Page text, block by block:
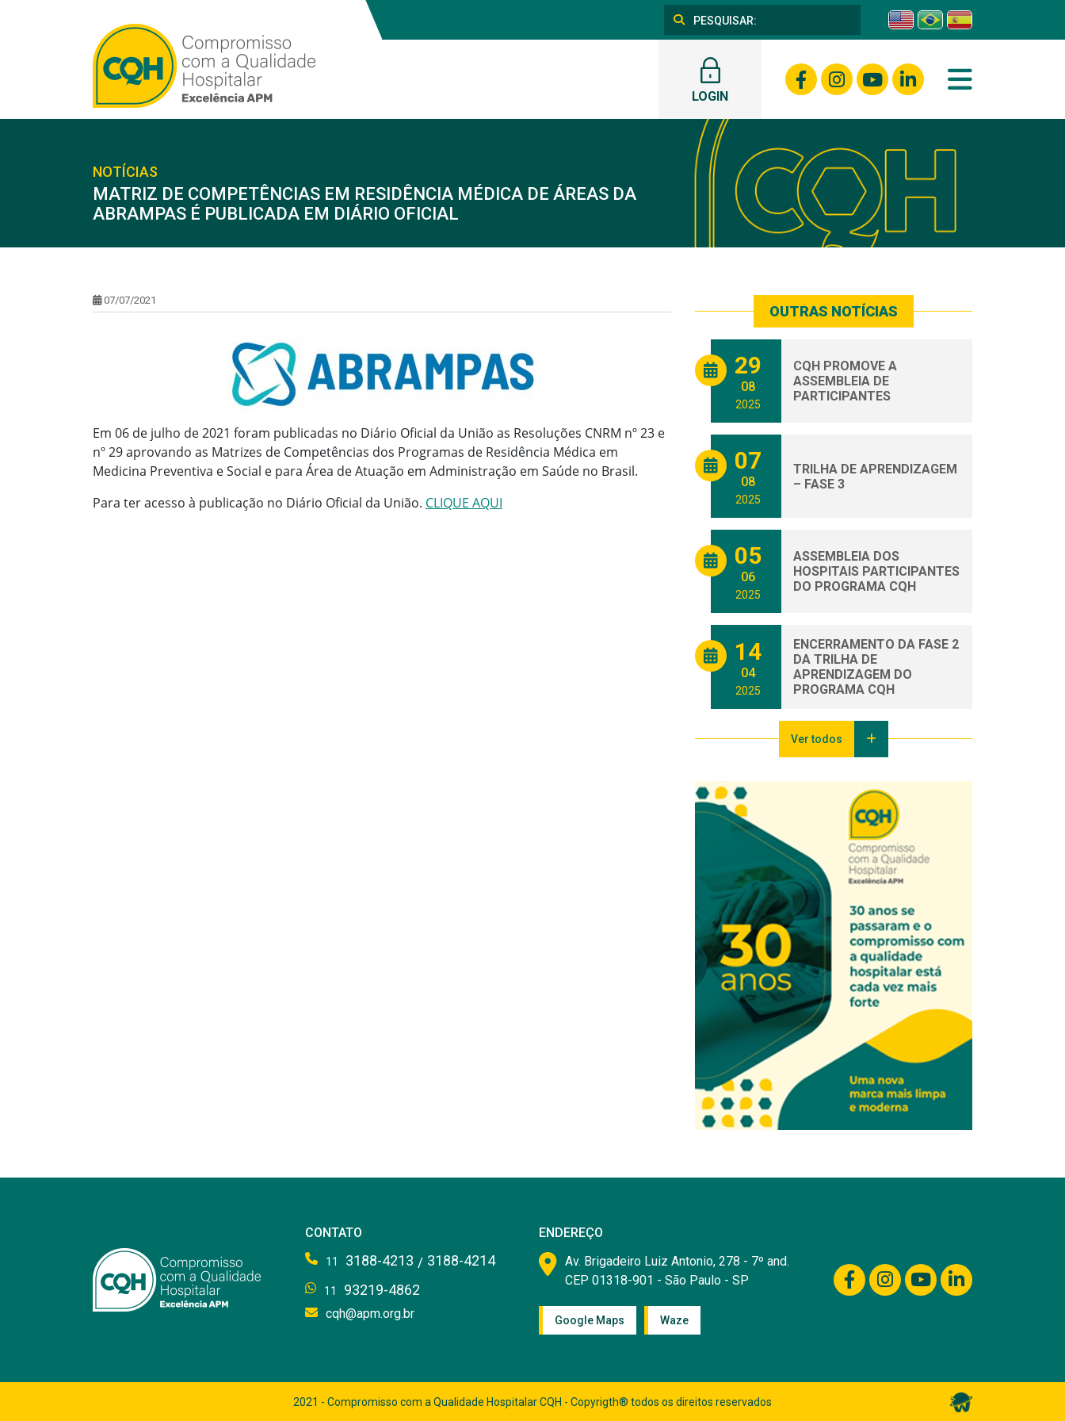
LOGIN
NOTÍCIAS
MATRIZ DE COMPETÊNCIAS EM RESIDÊNCIA MÉDICA DE ÁREAS DA
ABRAMPAS É PUBLICADA EM DIÁRIO OFICIAL
07/07/2021
Em 06 de julho de 2021 foram publicadas no Diário Oficial da União as Resoluções CNRM nº 23 e
nº 29 aprovando as Matrizes de Competências dos Programas de Residência Médica em
Medicina Preventiva e Social e para Área de Atuação em Administração em Saúde no Brasil.
Para ter acesso à publicação no Diário Oficial da União. CLIQUE AQUI
OUTRAS NOTÍCIAS
29
08
2025
CQH PROMOVE A
ASSEMBLEIA DE
PARTICIPANTES
07
08
2025
TRILHA DE APRENDIZAGEM
– FASE 3
05
06
2025
ASSEMBLEIA DOS
HOSPITAIS PARTICIPANTES
DO PROGRAMA CQH
14
04
2025
ENCERRAMENTO DA FASE 2
DA TRILHA DE
APRENDIZAGEM DO
PROGRAMA CQH
Ver todos
CONTATO
11 3188-4213 / 3188-4214
11 93219-4862
cqh@apm.org.br
ENDEREÇO
Av. Brigadeiro Luiz Antonio, 278 - 7º and.
CEP 01318-901 - São Paulo - SP
Google Maps Waze
2021 - Compromisso com a Qualidade Hospitalar CQH - Copyrigth® todos os direitos reservados